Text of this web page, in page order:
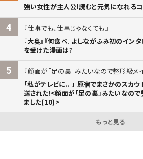
強い女性が主人公!読むと元気になれる
4
仕事でも、仕事じゃなくても
『大奥』『何食べ』よしながふみ初のイン
を受けた漫画は?
5
顔面が「足の裏」みたいなので整形級メ
「私がテレビに...」 原宿でまさかのスカ
送された!<顔面が「足の裏」みたいなの
ました(10)>
もっと見る